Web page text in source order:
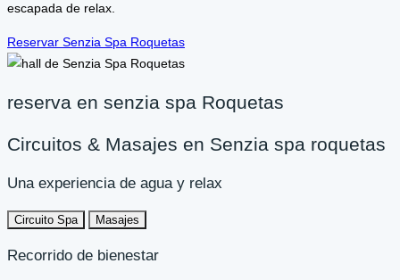
escapada de relax.
Reservar Senzia Spa Roquetas
reserva en senzia spa Roquetas
Circuitos & Masajes en Senzia spa roquetas
Una experiencia de agua y relax
Circuito Spa Masajes
Recorrido de bienestar